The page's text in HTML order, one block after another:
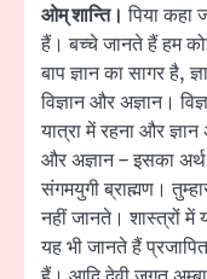
ओम् शान्ति। पिया कहा
हैं। बच्चे जानते हैं हम
बाप ज्ञान का सागर है,
विज्ञान और अज्ञान।
यात्रा में रहना और
और अज्ञान – इसका
संगमयुगी ब्राह्मण।
नहीं जानते। शास्त्रों में
यह भी जानते हैं